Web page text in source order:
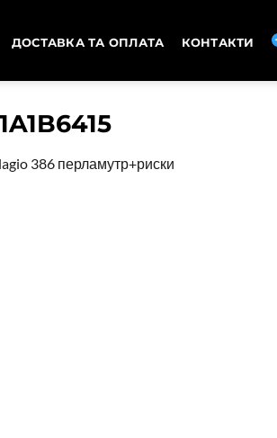
ДОСТАВКА ТА ОПЛАТА КОНТАКТИ
386 перламутр+риски